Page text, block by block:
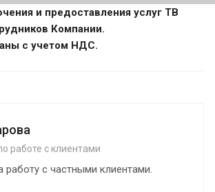
и предоставления услуг ТВ
Компании.
с учетом НДС.
работе с клиентами
работу с частными клиентами.